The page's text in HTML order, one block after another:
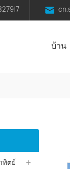
บ้าน
ทิตย์